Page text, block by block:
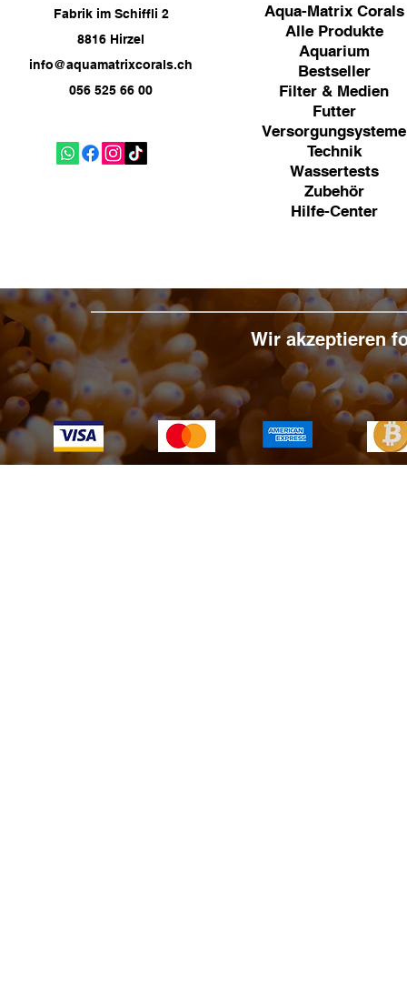
Fabrik im Schiffli 2
8816 Hirzel
info@aquamatrixcorals.ch
056 525 66 00
Aqua-Matrix Corals
Alle Produkte
Aquarium
Bestseller
Filter & Medien
Futter
Versorgungsysteme
Technik
Wassertests
Zubehör
Hilfe-Center
Wir akzeptieren